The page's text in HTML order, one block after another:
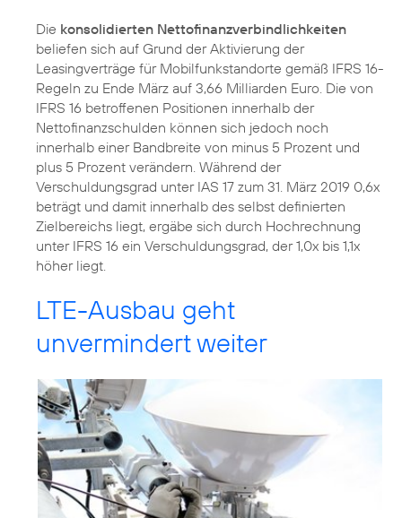
Die konsolidierten Nettofinanzverbindlichkeiten
beliefen sich auf Grund der Aktivierung der
Leasingverträge für Mobilfunkstandorte gemäß IFRS 16-
Regeln zu Ende März auf 3,66 Milliarden Euro. Die von
IFRS 16 betroffenen Positionen innerhalb der
Nettofinanzschulden können sich jedoch noch
innerhalb einer Bandbreite von minus 5 Prozent und
plus 5 Prozent verändern. Während der
Verschuldungsgrad unter IAS 17 zum 31. März 2019 0,6x
beträgt und damit innerhalb des selbst definierten
Zielbereichs liegt, ergäbe sich durch Hochrechnung
unter IFRS 16 ein Verschuldungsgrad, der 1,0x bis 1,1x
höher liegt.
LTE-Ausbau geht
unvermindert weiter